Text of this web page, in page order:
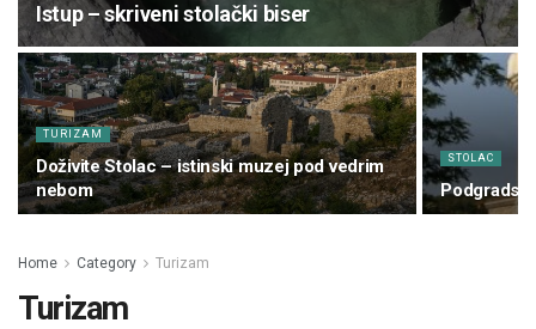
Istup – skriveni stolački biser
TURIZAM
Doživite Stolac – istinski muzej pod vedrim
nebom
STOLAC
Home Category Turizam
Turizam